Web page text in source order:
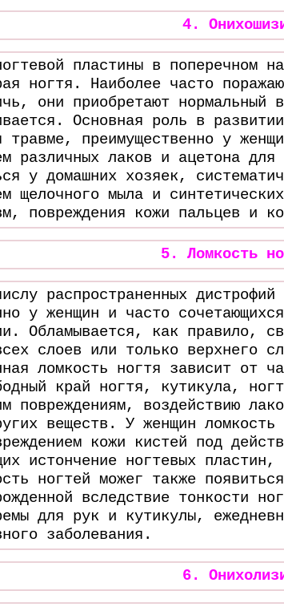
4.
пластины в поперечном
ногтя. Наиболее часто
они приобретают
Основная роль в
травме, преимущественно у
различных лаков и ацетона
у домашних хозяек,
щелочного мыла и
повреждения кожи пальцев и
5. Ломкость
распространенных
у женщин и часто
Обламывается, как правило,
слоев или только верхнего
ломкость ногтя зависит от
край ногтя, кутикула,
повреждениям, воздействию
веществ. У женщин ломкость
кожи кистей под
истончение ногтевых
ногтей можег также
вследствие тонкости
для рук и кутикулы,
заболевания.
6.